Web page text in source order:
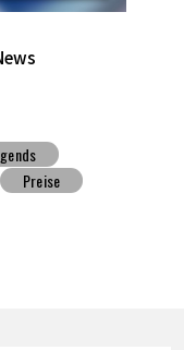
-Sendung!
V Jump
DIVERS